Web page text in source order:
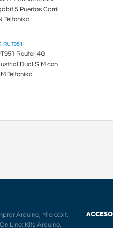
5 Puertos Carril
Teltonika
RUT951
Router 4G
Dual SIM con
Teltonika
Arduino, Micro:bit,
Line: Kits Arduino,